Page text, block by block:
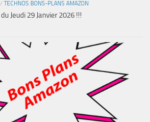
/ TECHNOS BONS-PLANS AMAZON
Jeudi 29 Janvier 2026 !!!